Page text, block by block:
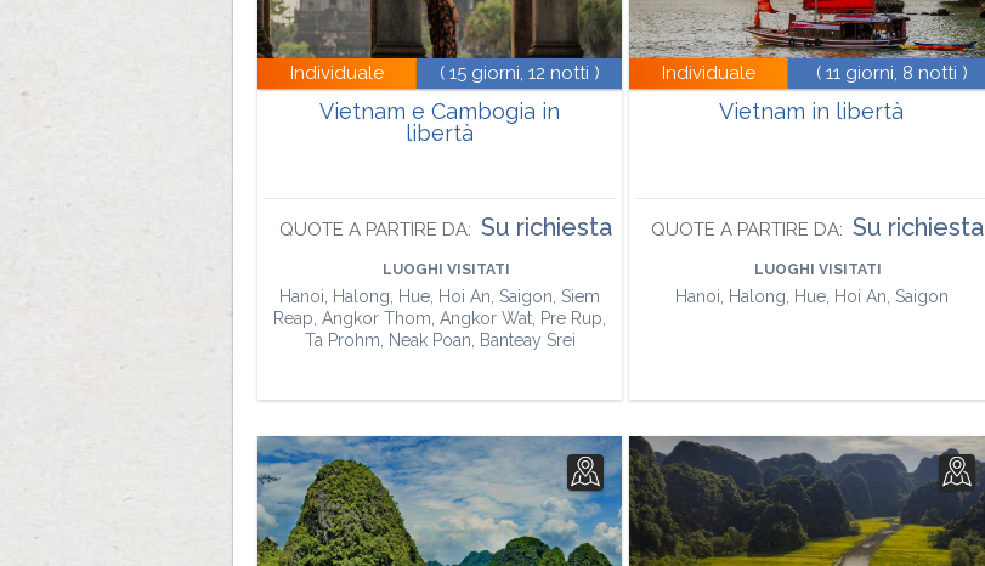
Individuale ( 15 giorni, 12 notti )
Vietnam e Cambogia in
libertà
QUOTE A PARTIRE DA: Su richiesta
LUOGHI VISITATI
Hanoi, Halong, Hue, Hoi An, Saigon, Siem
Reap, Angkor Thom, Angkor Wat, Pre Rup,
Ta Prohm, Neak Poan, Banteay Srei
Individuale ( 11 giorni, 8 notti )
Vietnam in libertà
QUOTE A PARTIRE DA: Su richiesta
LUOGHI VISITATI
Hanoi, Halong, Hue, Hoi An, Saigon